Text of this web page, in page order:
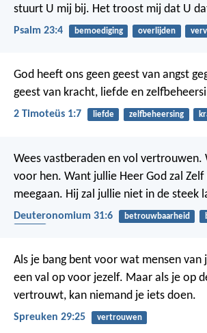
stuurt U mij bij. Het troost mij dat U
Psalm 23:4 bemoediging overlijden
God heeft ons geen geest van angst
geest van kracht, liefde en
2 Timoteüs 1:7 liefde zelfbeheersing
Wees vastberaden en vol vertrouwen.
voor hen. Want jullie Heer God zal
meegaan. Hij zal jullie niet in de steek
Deuteronomium 31:6 betrouwbaarheid
Als je bang bent voor wat mensen van
een val op voor jezelf. Maar als je op
vertrouwt, kan niemand je iets doen.
Spreuken 29:25 vertrouwen